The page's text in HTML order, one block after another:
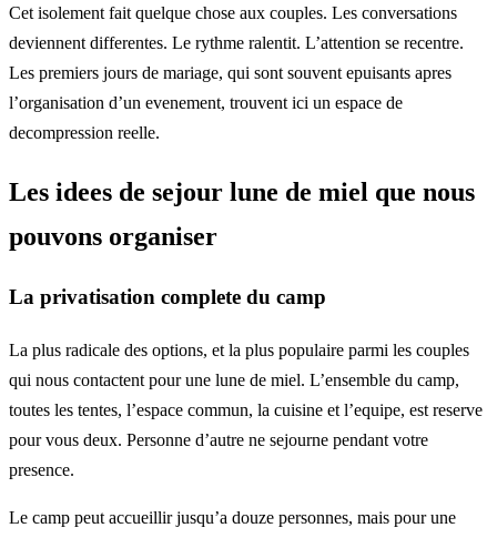
Cet isolement fait quelque chose aux couples. Les conversations
deviennent differentes. Le rythme ralentit. L’attention se recentre.
Les premiers jours de mariage, qui sont souvent epuisants apres
l’organisation d’un evenement, trouvent ici un espace de
decompression reelle.
Les idees de sejour lune de miel que nous
pouvons organiser
La privatisation complete du camp
La plus radicale des options, et la plus populaire parmi les couples
qui nous contactent pour une lune de miel. L’ensemble du camp,
toutes les tentes, l’espace commun, la cuisine et l’equipe, est reserve
pour vous deux. Personne d’autre ne sejourne pendant votre
presence.
Le camp peut accueillir jusqu’a douze personnes, mais pour une